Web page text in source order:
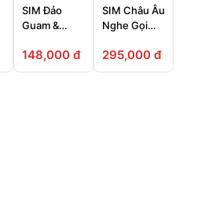
SIM Đảo
Guam &
148,000 đ
SIM Châu Âu
Nghe Gọi
(Three UK)
295,000 đ